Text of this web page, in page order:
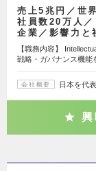
売上5兆円／世
社員数20万人
企業／影響力と
【職務内容】
戦略・ガバナンス機能
会社概要 日本を代
興